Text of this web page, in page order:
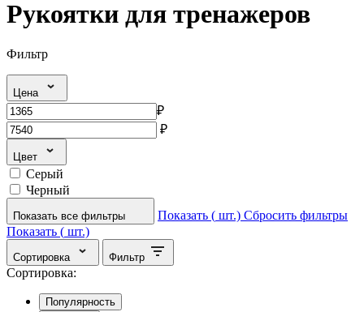
Рукоятки для тренажеров
Фильтр
Цена
₽
₽
Цвет
Серый
Черный
Показать все фильтры Показать ( шт.) Сбросить фильтры
Показать ( шт.)
Сортировка Фильтр
Сортировка:
Популярность